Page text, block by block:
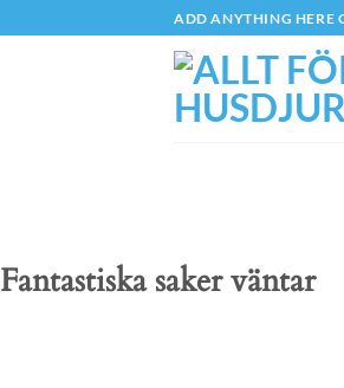
to
ADD ANYTHING HERE
Fantastiska saker väntar